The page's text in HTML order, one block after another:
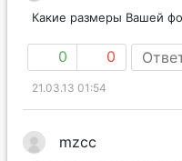
Какие размеры Вашей
0 0
21.03.13 01:54
mzcc